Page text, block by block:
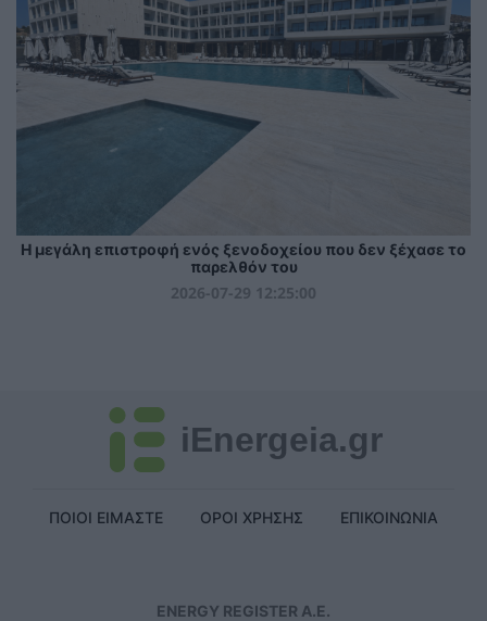
Η μεγάλη επιστροφή ενός ξενοδοχείου που δεν ξέχασε το
παρελθόν του
2026-07-29 12:25:00
iEnergeia.gr
ΠΟΙΟΙ ΕΙΜΑΣΤΕ ΟΡΟΙ ΧΡΗΣΗΣ ΕΠΙΚΟΙΝΩΝΙΑ
ENERGY REGISTER Α.Ε.